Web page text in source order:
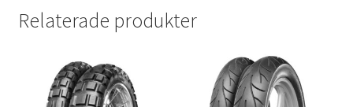
Relaterade produkter